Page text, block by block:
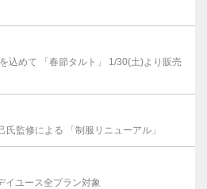
込めて 「春節タルト」 1/30(土)より販売
監修による 「制服リニューアル」
イユース全プラン対象